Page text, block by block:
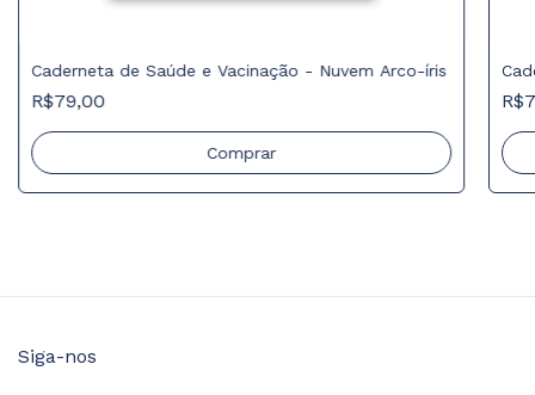
Caderneta de Saúde e Vacinação - Nuvem Arco-íris
R$79,00
Comprar
Siga-nos